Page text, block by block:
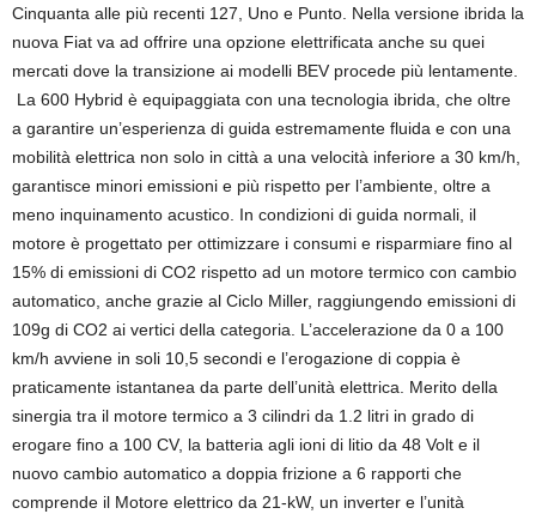
Cinquanta alle più recenti 127, Uno e Punto. Nella versione ibrida la
nuova Fiat va ad offrire una opzione elettrificata anche su quei
mercati dove la transizione ai modelli BEV procede più lentamente.
La 600 Hybrid è equipaggiata con una tecnologia ibrida, che oltre
a garantire un’esperienza di guida estremamente fluida e con una
mobilità elettrica non solo in città a una velocità inferiore a 30 km/h,
garantisce minori emissioni e più rispetto per l’ambiente, oltre a
meno inquinamento acustico. In condizioni di guida normali, il
motore è progettato per ottimizzare i consumi e risparmiare fino al
15% di emissioni di CO2 rispetto ad un motore termico con cambio
automatico, anche grazie al Ciclo Miller, raggiungendo emissioni di
109g di CO2 ai vertici della categoria. L’accelerazione da 0 a 100
km/h avviene in soli 10,5 secondi e l’erogazione di coppia è
praticamente istantanea da parte dell’unità elettrica. Merito della
sinergia tra il motore termico a 3 cilindri da 1.2 litri in grado di
erogare fino a 100 CV, la batteria agli ioni di litio da 48 Volt e il
nuovo cambio automatico a doppia frizione a 6 rapporti che
comprende il Motore elettrico da 21-kW, un inverter e l’unità